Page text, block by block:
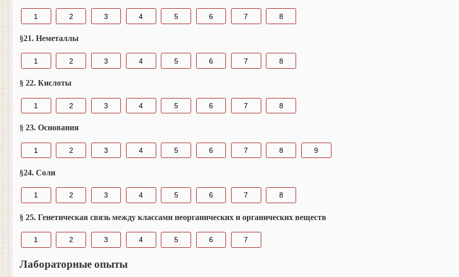
1 2 3 4 5 6 7 8
§21. Неметаллы
1 2 3 4 5 6 7 8
§ 22. Кислоты
1 2 3 4 5 6 7 8
§ 23. Основания
1 2 3 4 5 6 7 8 9
§24. Соли
1 2 3 4 5 6 7 8
§ 25. Генетическая связь между классами неорганических и органических веществ
1 2 3 4 5 6 7
Лабораторные опыты